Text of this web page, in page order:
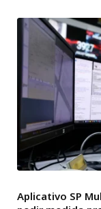
Aplicativo SP